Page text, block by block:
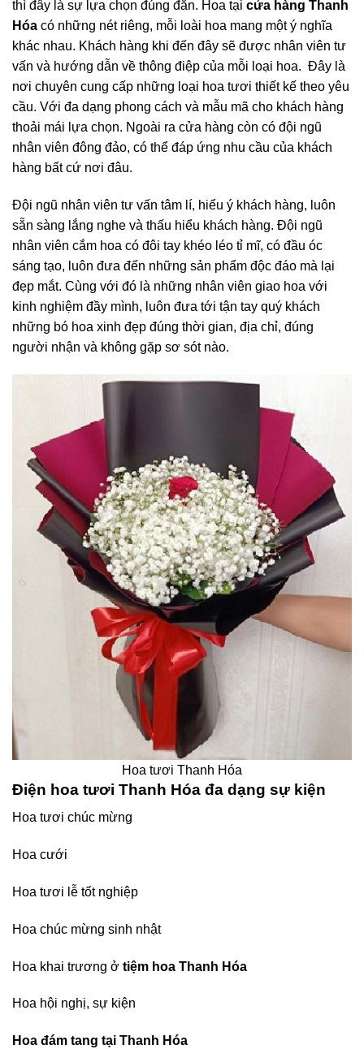
thì đây là sự lựa chọn đúng đắn. Hoa tại cửa hàng Thanh
Hóa có những nét riêng, mỗi loài hoa mang một ý nghĩa
khác nhau. Khách hàng khi đến đây sẽ được nhân viên tư
vấn và hướng dẫn về thông điệp của mỗi loại hoa. Đây là
nơi chuyên cung cấp những loại hoa tươi thiết kế theo yêu
cầu. Với đa dạng phong cách và mẫu mã cho khách hàng
thoải mái lựa chọn. Ngoài ra cửa hàng còn có đội ngũ
nhân viên đông đảo, có thể đáp ứng nhu cầu của khách
hàng bất cứ nơi đâu.
Đội ngũ nhân viên tư vấn tâm lí, hiểu ý khách hàng, luôn
sẵn sàng lắng nghe và thấu hiểu khách hàng. Đội ngũ
nhân viên cắm hoa có đôi tay khéo léo tỉ mĩ, có đầu óc
sáng tạo, luôn đưa đến những sản phẩm độc đáo mà lại
đẹp mắt. Cùng với đó là những nhân viên giao hoa với
kinh nghiệm đầy mình, luôn đưa tới tận tay quý khách
những bó hoa xinh đẹp đúng thời gian, địa chỉ, đúng
người nhận và không gặp sơ sót nào.
Hoa tươi Thanh Hóa
Điện hoa tươi Thanh Hóa đa dạng sự kiện
Hoa tươi chúc mừng
Hoa cưới
Hoa tươi lễ tốt nghiệp
Hoa chúc mừng sinh nhật
Hoa khai trương ở tiệm hoa Thanh Hóa
Hoa hội nghị, sự kiện
Hoa đám tang tại Thanh Hóa